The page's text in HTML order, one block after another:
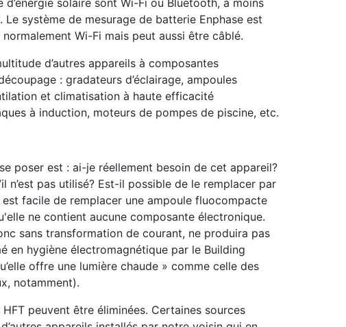
solaire sont Wi-Fi ou Bluetooth, à moins
système de mesurage de batterie Enphase est
Wi-Fi mais peut aussi être câblé.
d’autres appareils à composantes
: gradateurs d’éclairage, ampoules
et climatisation à haute efficacité
à induction, moteurs de pompes de piscine, etc.
poser est : ai-je réellement besoin de cet appareil?
n’est pas utilisé? Est-il possible de le remplacer par
facile de remplacer une ampoule fluocompacte
ne contient aucune composante électronique.
sans transformation de courant, ne produira pas
en hygiène électromagnétique par le Building
offre une lumière chaude » comme celle des
notamment).
peuvent être éliminées. Certaines sources